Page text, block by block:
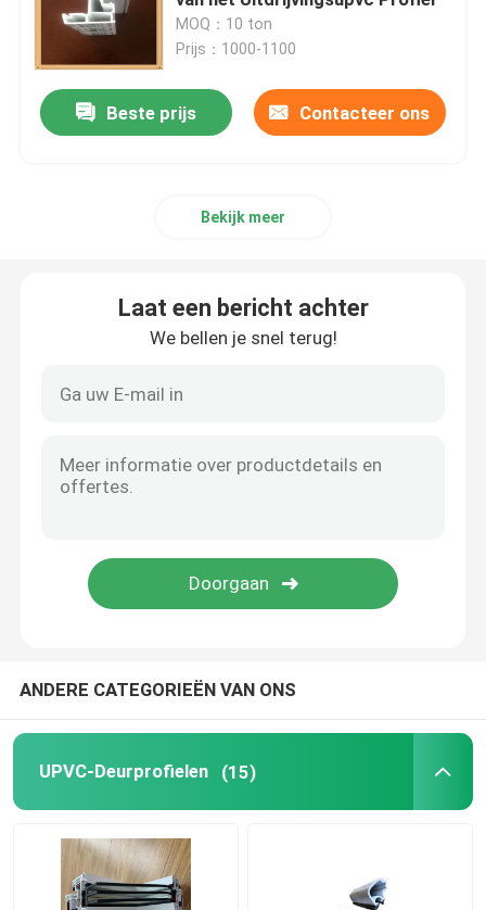
UPVC-Uitdrijvingsprofielen
upvc openslaand raam
UPVC-Schuifdeur
Het thermische venster van het
De thermische Deuren van het
De Bouwmaterialen van UPVC
UPVC-Schuimvenster
MOQ：10 ton
Prijs：1000-1100
Beste prijs Contacteer ons
Bekijk meer
Laat een bericht achter
We bellen je snel terug!
ANDERE CATEGORIEËN VAN ONS
UPVC-Deurprofielen (15)